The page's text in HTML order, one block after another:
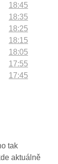
18:45
18:35
18:25
18:15
18:05
17:55
17:45
16:45
16:35
tak
aktuálně